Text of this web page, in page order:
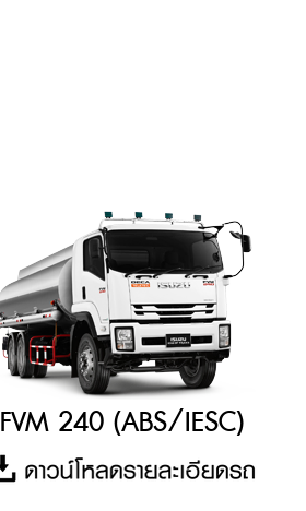
FVM 240 (ABS/IESC)